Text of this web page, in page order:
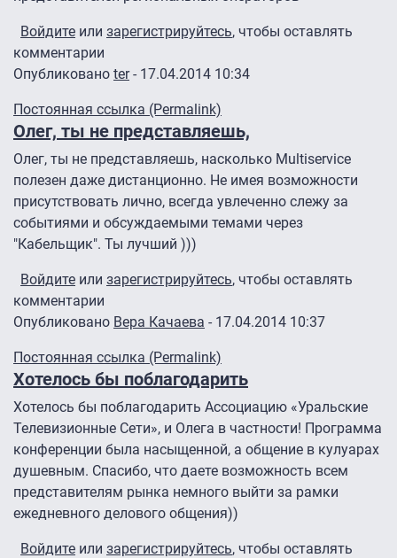
Войдите или зарегистрируйтесь, чтобы оставлять
комментарии
Опубликовано ter- 17.04.2014 10:34
Постоянная ссылка (Permalink)
Олег, ты не представляешь,
Олег, ты не представляешь, насколько Multiservice
полезен даже дистанционно. Не имея возможности
присутствовать лично, всегда увлеченно слежу за
событиями и обсуждаемыми темами через
"Кабельщик". Ты лучший )))
Войдите или зарегистрируйтесь, чтобы оставлять
комментарии
Опубликовано Вера Качаева - 17.04.2014 10:37
Постоянная ссылка (Permalink)
Хотелось бы поблагодарить
Хотелось бы поблагодарить Ассоциацию «Уральские
Телевизионные Сети», и Олега в частности! Программа
конференции была насыщенной, а общение в кулуарах
душевным. Спасибо, что даете возможность всем
представителям рынка немного выйти за рамки
ежедневного делового общения))
Войдите или зарегистрируйтесь, чтобы оставлять